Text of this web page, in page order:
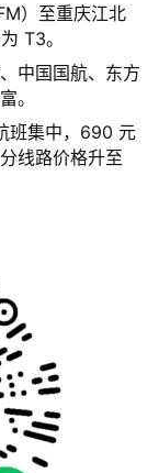
）至重庆江北
T3。
中国国航、东方
。
班集中，690 元
线路价格升至